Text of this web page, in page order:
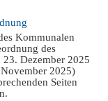
Kommunalen
des
23. Dezember 2025
2025)
Seiten